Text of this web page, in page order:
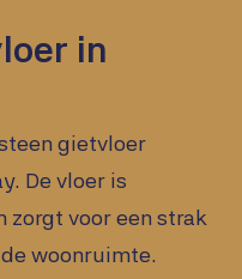
in
gietvloer
De vloer is
zorgt voor een strak
woonruimte.